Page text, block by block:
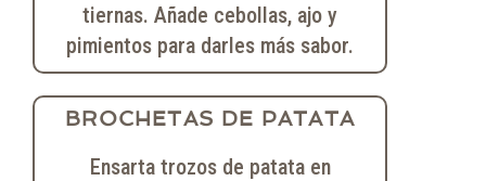
tiernas. Añade cebollas, ajo y
pimientos para darles más sabor.
BROCHETAS DE PATATA
Ensarta trozos de patata en